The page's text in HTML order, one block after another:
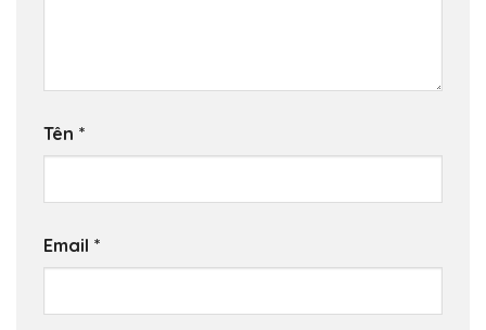
Tên *
Email *